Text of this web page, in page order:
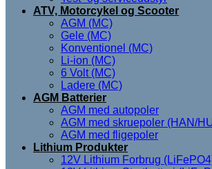
ATV, Motorcykel og Scooter
AGM (MC)
Gele (MC)
Konventionel (MC)
Li-ion (MC)
6 Volt (MC)
Ladere (MC)
AGM Batterier
AGM med autopoler
AGM med skruepoler (HAN/
AGM med fligepoler
Lithium Produkter
12V Lithium Forbrug